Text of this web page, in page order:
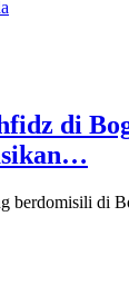
di
berdomisili di